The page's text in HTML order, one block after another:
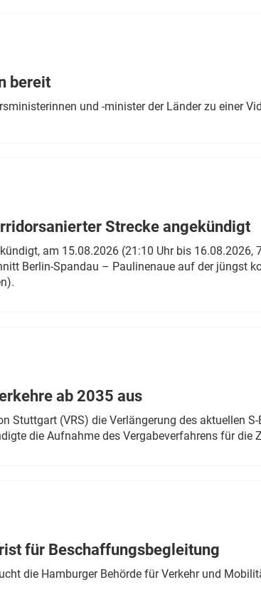
bereit
und -minister der Länder zu einer
Strecke angekündigt
am 15.08.2026 (21:10 Uhr bis 16.08.2026,
Berlin-Spandau – Paulinenaue auf der jüngst
ab 2035 aus
Stuttgart (VRS) die Verlängerung des aktuellen
die Aufnahme des Vergabeverfahrens für die
für Beschaffungsbegleitung
die Hamburger Behörde für Verkehr und